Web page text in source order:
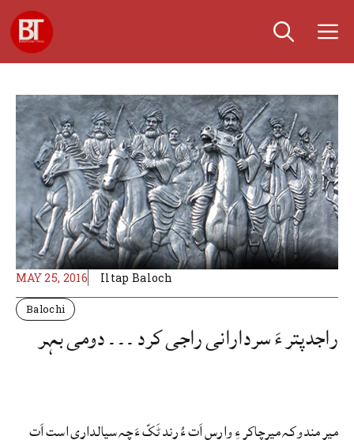
Skip
to
content
MAY 25, 2016 Iltap Baloch
Balochi
راجدپتر ءَ سردارانی راجی کرد ۔۔۔ دومی بہر
میر مندو کہ میرچاکر ءِ وارِس اَت ءُ رِند ٹَکّ ءَ چہ سیالداری است اَت